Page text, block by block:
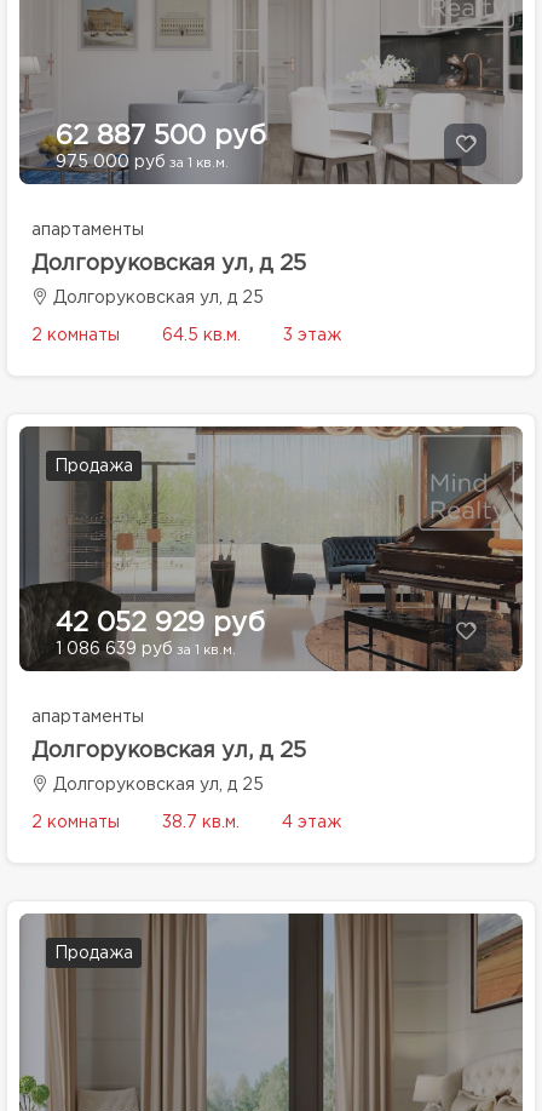
62 887 500 руб
975 000 руб за 1 кв.м.
апартаменты
Долгоруковская ул, д 25
Долгоруковская ул, д 25
2 комнаты 64.5 кв.м. 3 этаж
Продажа
42 052 929 руб
1 086 639 руб за 1 кв.м.
апартаменты
Долгоруковская ул, д 25
Долгоруковская ул, д 25
2 комнаты 38.7 кв.м. 4 этаж
Продажа